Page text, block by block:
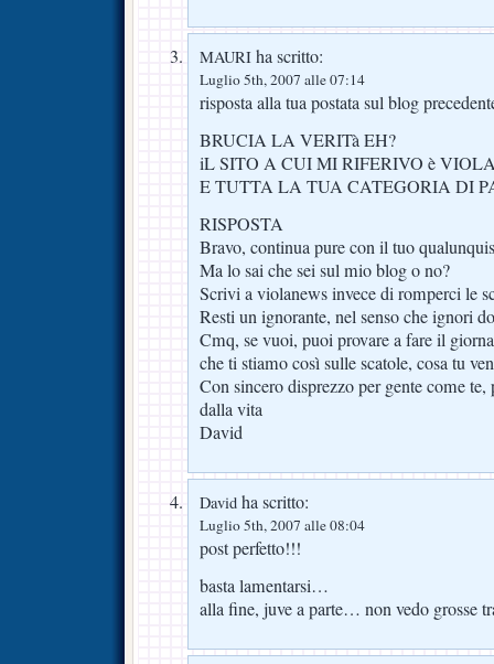
MAURI ha scritto:
Luglio 5th, 2007 alle 07:14
risposta alla tua postata sul blog
BRUCIA LA VERITà EH?
iL SITO A CUI MI RIFERIVO è
E TUTTA LA TUA CATEGORIA DI
RISPOSTA
Bravo, continua pure con il tuo
Ma lo sai che sei sul mio blog o no?
Scrivi a violanews invece di romperci le
Resti un ignorante, nel senso che ignori
Cmq, se vuoi, puoi provare a fare il
che ti stiamo così sulle scatole, cosa tu
Con sincero disprezzo per gente come
dalla vita
David
David ha scritto:
Luglio 5th, 2007 alle 08:04
post perfetto!!!
basta lamentarsi…
alla fine, juve a parte… non vedo grosse